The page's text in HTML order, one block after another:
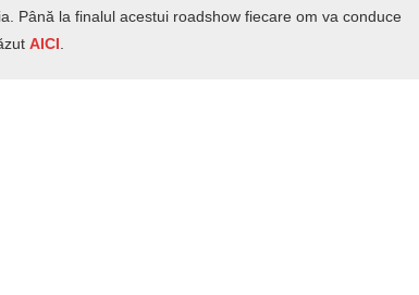
Până la finalul acestui roadshow fiecare om va conduce
AICI.